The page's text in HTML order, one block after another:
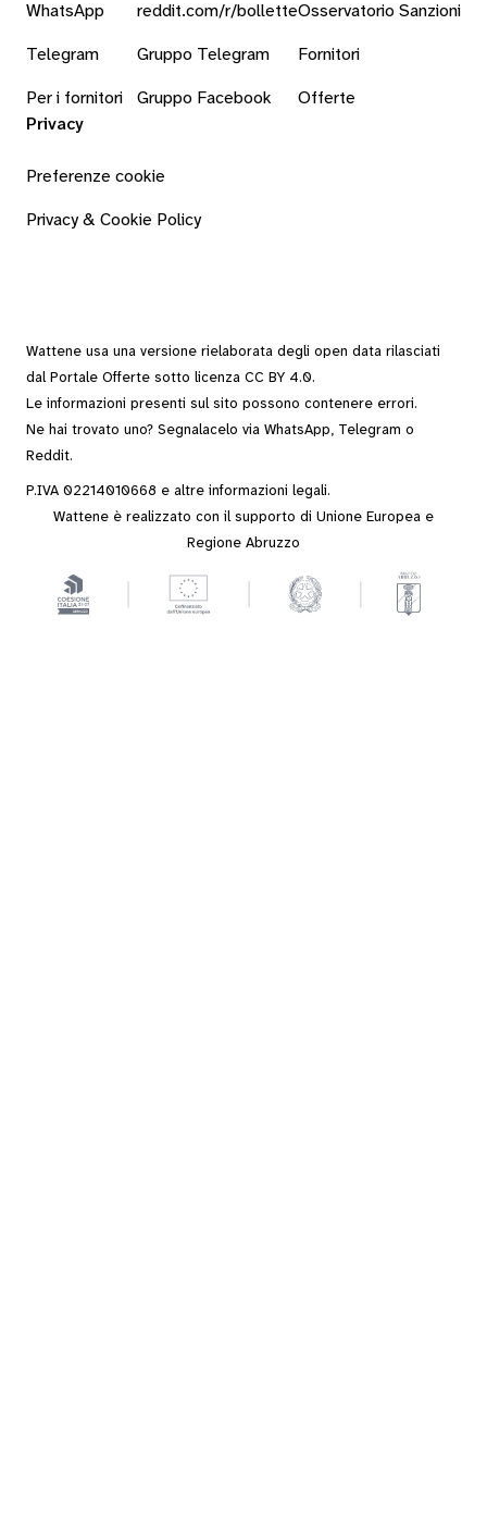
WhatsApp
Telegram
Per i fornitori
reddit.com/r/bollette
Gruppo Telegram
Gruppo Facebook
Osservatorio Sanzioni
Fornitori
Offerte
Privacy
Preferenze cookie
Privacy & Cookie Policy
Wattene usa una versione rielaborata degli open data rilasciati
dal Portale Offerte sotto licenza CC BY 4.0.
Le informazioni presenti sul sito possono contenere errori.
Ne hai trovato uno? Segnalacelo via WhatsApp, Telegram o
Reddit.
P.IVA 02214010668 e altre informazioni legali.
Wattene è realizzato con il supporto di Unione Europea e
Regione Abruzzo